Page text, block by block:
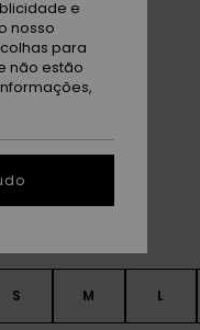
25% EXTRA
S M L
e
nosso
para
não estão